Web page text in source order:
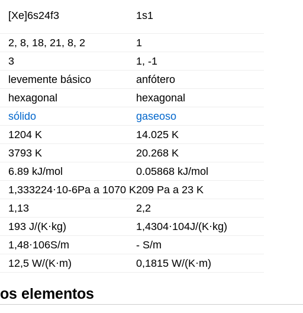
[Xe]6s24f3 1s1
2, 8, 18, 21, 8, 2
1
3
1, -1
levemente básico
anfótero
hexagonal
hexagonal
sólido
gaseoso
1204 K
14.025 K
3793 K
20.268 K
6.89 kJ/mol
0.05868 kJ/mol
1,333224·10-6Pa a 1070 K209 Pa a 23 K
1,13
2,2
193 J/(K·kg)
1,4304·104J/(K·kg)
1,48·106S/m
- S/m
12,5 W/(K·m) 0,1815 W/(K·m)
elementos